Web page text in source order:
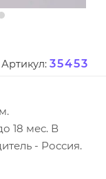
Артикул: 35453
18 мес. В
- Россия.